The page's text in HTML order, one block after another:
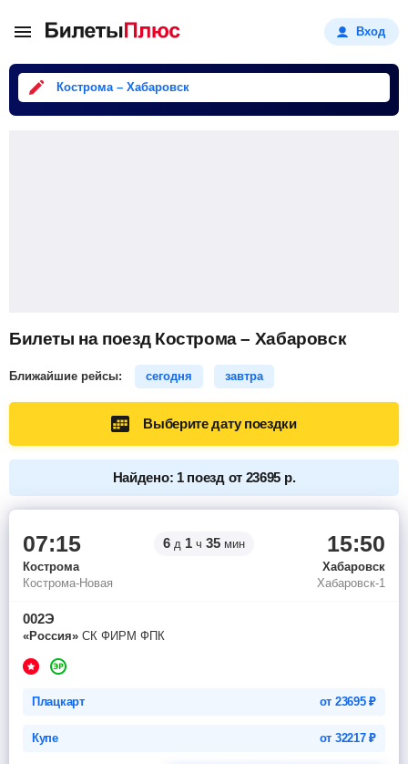
Вход
Кострома – Хабаровск
Билеты на поезд Кострома – Хабаровск
Ближайшие рейсы: сегодня завтра
Выберите дату поездки
Найдено: 1 поезд от 23695 р.
07:15 6 д 1 ч 35 мин 15:50
Кострома
Хабаровск
Кострома-Новая
Хабаровск-1
002Э
«Россия» СК ФИРМ ФПК
Плацкарт от 23695₽
Купе от 32217₽